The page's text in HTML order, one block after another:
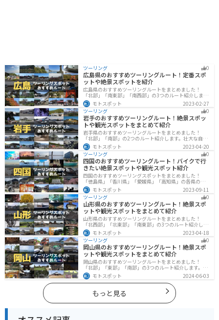
ツーリング 0
広島県のおすすめツーリングルート！定番スポ
ットや絶景スポットを紹介
広島県のおすすめツーリングルートをまとめました！
「北部」「南東部」「南西部」の3つのルート紹介しま
す。自然豊かな山と海だけでなく、歴史的価値のある建
造物も多数あるので、飽きることなくツーリングを堪能
できます。バイクで広島県にツーリングに行く際は参考
にしてください。
モトスポット
2023-02-27
ツーリング
0
岩手のおすすめツーリングルート！絶景スポッ
トや観光スポットをまとめて紹介
岩手県のおすすめツーリングルートをまとめました！
「北部」「南部」の2つのルート紹介します。壮大な自然
や歴史的な観光スポットが多く存在するので楽しめま
す。バイクで岩手県にツーリングに行く際は参考にして
ください。
モトスポット
2023-04-20
ツーリング
0
四国のおすすめツーリングルート！バイクで行
きたい絶景スポットや観光スポット紹介
四国のおすすめツーリングスポットをまとめました！
「徳島県」「香川県」「愛媛県」「高知県」の各県の観
光地紹介します。自然豊かな山々や湖、温泉地が点在
し、四季折々の景色を楽しめるスポットが多数ありま
す。バイクで四国にツーリングに行く際は参考にしてく
ださい。
モトスポット
2023-09-11
ツーリング
0
山形県のおすすめツーリングルート！絶景スポ
ットや観光スポットをまとめて紹介
山形県のおすすめツーリングルートをまとめました！
「北西部」「北東部」「南東部」の3つのルート紹介しま
す。豊かな自然と歴史的な観光スポット、山と海どちら
も堪能できるスポットが多数あります。バイクで山形県
にツーリングに行く際は参考にしてください。
モトスポット
2023-04-18
ツーリング
0
岡山県のおすすめツーリングルート！絶景スポ
ットや観光スポットをまとめて紹介
岡山県のおすすめツーリングルートをまとめました！
「北部」「東部」「南部」の3つのルート紹介します。岡
山市や倉敷市など、歴史ある街並みも魅力的で、バイク
ツーリングに最適なスポットが多数あります。バイクで
岡山県にツーリングに行く際は参考にしてください。
モトスポット 2024-06-03
もっと見る